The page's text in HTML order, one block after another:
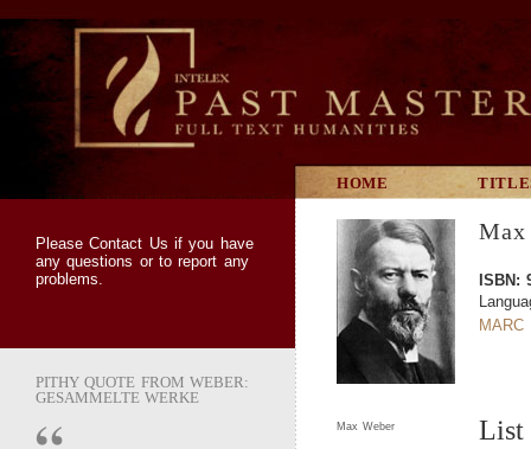
HOME
PleaseContact Us if you have
any questions or to report any
problems.
PITHY QUOTE FROM WEBER:
GESAMMELTE WERKE
Max
ISBN:
MARC
Max Weber List